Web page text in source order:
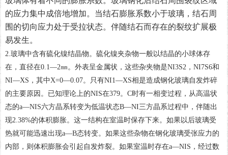
的应力集中成倍地增加。当结石膨胀系数小于玻璃，结石周
围的切向应力处于受拉状态。伴随结石而存在的裂纹扩展极
易发生。
2.玻璃中含有硫化镍结晶物。硫化镍夹杂物一般以结晶的小球体存
在，直径在0.1—2㎜。外表呈金属状，这些杂夹物是NI3S2，NI7S6和
NI—XS，其中X=0—0.07。只有NI1—XS相是造成钢化玻璃自发炸碎
的主要原因。已知理论上的NIS在379。C时有一相变过程，从高温状
态的a—NIS六方晶系转变为低温状态B—NI三方晶系过程中，伴随出
现2.38%的体积膨胀。这一结构在室温时保存下来。如果以后玻璃受
热就可能迅速出现a—B态转变。如果这些杂物在钢化玻璃受张应力的
内部，则体积膨胀会引起自发炸裂。如果室温时存在a—NIS，经过数